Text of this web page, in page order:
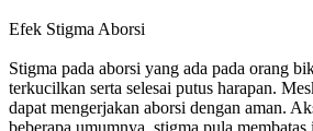
Efek Stigma Aborsi
Stigma pada aborsi yang ada pada orang
terkucilkan serta selesai putus harapan.
dapat mengerjakan aborsi dengan aman.
beberapa umumnya, stigma pula